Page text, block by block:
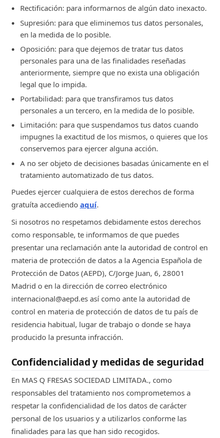
Rectificación: para informarnos de algún dato inexacto.
Supresión: para que eliminemos tus datos personales,
en la medida de lo posible.
Oposición: para que dejemos de tratar tus datos
personales para una de las finalidades reseñadas
anteriormente, siempre que no exista una obligación
legal que lo impida.
Portabilidad: para que transfiramos tus datos
personales a un tercero, en la medida de lo posible.
Limitación: para que suspendamos tus datos cuando
impugnes la exactitud de los mismos, o quieres que los
conservemos para ejercer alguna acción.
A no ser objeto de decisiones basadas únicamente en el
tratamiento automatizado de tus datos.
Puedes ejercer cualquiera de estos derechos de forma
gratuíta accediendo aquí.
Si nosotros no respetamos debidamente estos derechos
como responsable, te informamos de que puedes
presentar una reclamación ante la autoridad de control en
materia de protección de datos a la Agencia Española de
Protección de Datos (AEPD), C/Jorge Juan, 6, 28001
Madrid o en la dirección de correo electrónico
internacional@aepd.es así como ante la autoridad de
control en materia de protección de datos de tu país de
residencia habitual, lugar de trabajo o donde se haya
producido la presunta infracción.
Confidencialidad y medidas de seguridad
En MAS Q FRESAS SOCIEDAD LIMITADA., como
responsables del tratamiento nos comprometemos a
respetar la confidencialidad de los datos de carácter
personal de los usuarios y a utilizarlos conforme las
finalidades para las que han sido recogidos.